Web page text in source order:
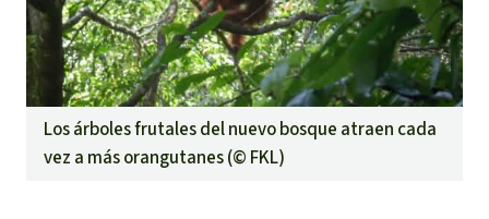
Los árboles frutales del nuevo bosque atraen cada
vez a más orangutanes (© FKL)